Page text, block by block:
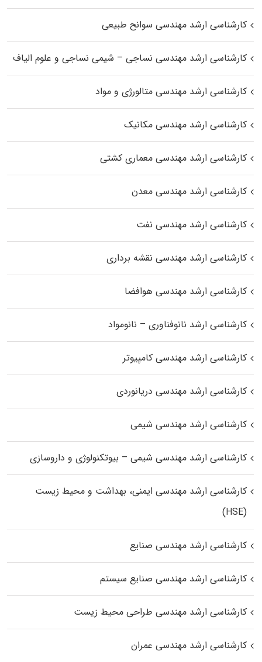
کارشناسی ارشد مهندسی سوانح طبیعی
کارشناسی ارشد مهندسی نساجی – شیمی نساجی و علوم الیاف
کارشناسی ارشد مهندسی متالورژی و مواد
کارشناسی ارشد مهندسی مکانیک
کارشناسی ارشد مهندسی معماری کشتی
کارشناسی ارشد مهندسی معدن
کارشناسی ارشد مهندسی نفت
کارشناسی ارشد مهندسی نقشه برداری
کارشناسی ارشد مهندسی هوافضا
کارشناسی ارشد نانوفناوری – نانومواد
کارشناسی ارشد مهندسی کامپیوتر
کارشناسی ارشد مهندسی دریانوردی
کارشناسی ارشد مهندسی شیمی
کارشناسی ارشد مهندسی شیمی – بیوتکنولوژی و داروسازی
کارشناسی ارشد مهندسی ایمنی، بهداشت و محیط زیست
(HSE)
کارشناسی ارشد مهندسی صنایع
کارشناسی ارشد مهندسی صنایع سیستم
کارشناسی ارشد مهندسی طراحی محیط زیست
کارشناسی ارشد مهندسی عمران